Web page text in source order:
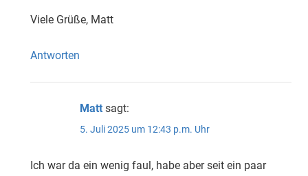
Viele Grüße, Matt
Antworten
Matt sagt:
5. Juli 2025 um 12:43 p.m. Uhr
Ich war da ein wenig faul, habe aber seit ein paar